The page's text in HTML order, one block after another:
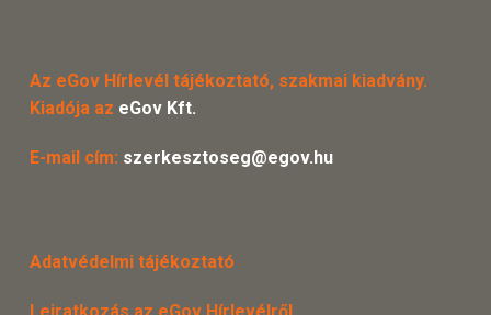
Az eGov Hírlevél tájékoztató, szakmai kiadvány.
Kiadója az eGov Kft.
E-mail cím: szerkesztoseg@egov.hu
Adatvédelmi tájékoztató